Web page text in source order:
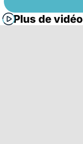
Plus de